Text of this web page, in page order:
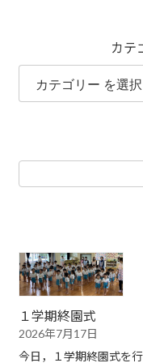
カテ
１学期終園式
2026年7月17日
今日，１学期終園式を